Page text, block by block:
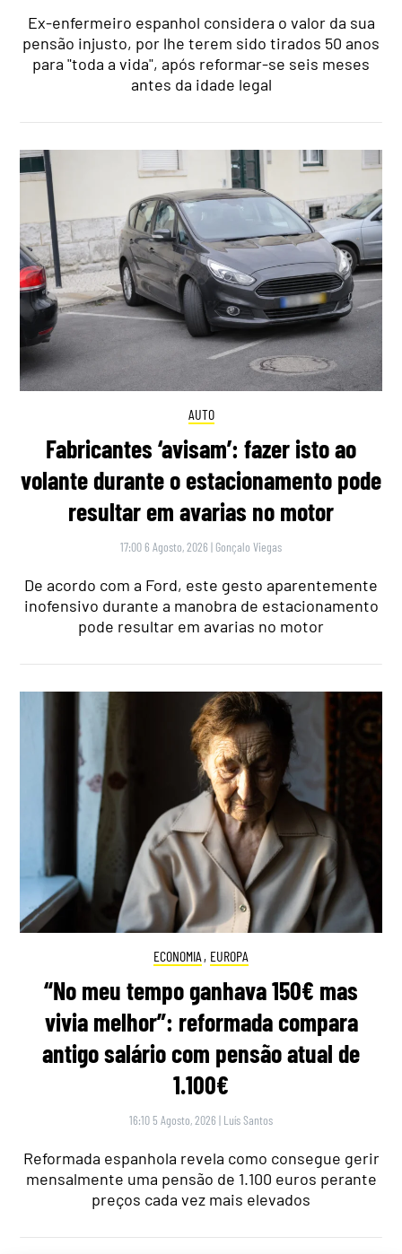
Ex-enfermeiro espanhol considera o valor da sua
pensão injusto, por lhe terem sido tirados 50 anos
para "toda a vida", após reformar-se seis meses
antes da idade legal
AUTO
Fabricantes ‘avisam’: fazer isto ao
volante durante o estacionamento pode
resultar em avarias no motor
17:00 6 Agosto, 2026 | Gonçalo Viegas
De acordo com a Ford, este gesto aparentemente
inofensivo durante a manobra de estacionamento
pode resultar em avarias no motor
ECONOMIA , EUROPA
“No meu tempo ganhava 150€ mas
vivia melhor”: reformada compara
antigo salário com pensão atual de
1.100€
16:10 5 Agosto, 2026 | Luís Santos
Reformada espanhola revela como consegue gerir
mensalmente uma pensão de 1.100 euros perante
preços cada vez mais elevados